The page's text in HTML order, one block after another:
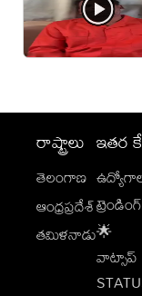
రాష్ట్రాలు
తెలంగాణ
ఆంధ్రప్రదేశ్
తమిళనాడు
ఇతర
ట్రెండింగ్
🌟
వాట్సాప్